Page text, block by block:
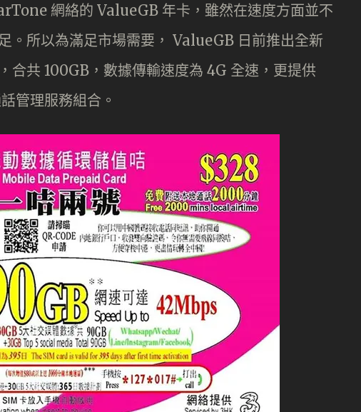
網絡的 ValueGB 年卡，雖然在速度方面並不
。所以為滿足市場需要， ValueGB 日前推出全新
共 100GB，數據傳輸速度為 4G 全速，更提供
管理服務組合。